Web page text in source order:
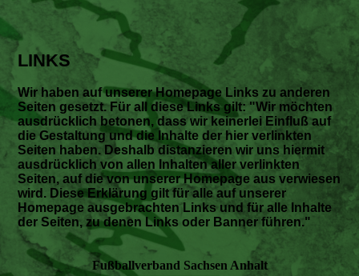
LINKS
Wir haben auf unserer Homepage Links zu anderen
Seiten gesetzt. Für all diese Links gilt: "Wir möchten
ausdrücklich betonen, dass wir keinerlei Einfluß auf
die Gestaltung und die Inhalte der hier verlinkten
Seiten haben. Deshalb distanzieren wir uns hiermit
ausdrücklich von allen Inhalten aller verlinkten
Seiten, auf die von unserer Homepage aus verwiesen
wird. Diese Erklärung gilt für alle auf unserer
Homepage ausgebrachten Links und für alle Inhalte
der Seiten, zu denen Links oder Banner führen."
Fußballverband Sachsen Anhalt